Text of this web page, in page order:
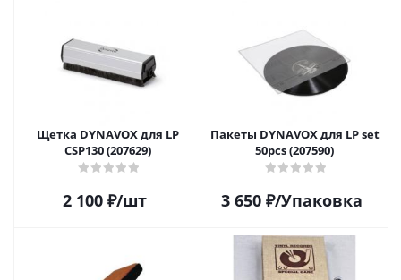
Щетка DYNAVOX для LP
CSP130 (207629)
2 100₽/шт
Пакеты DYNAVOX для LP set
50pcs (207590)
3 650₽/Упаковка